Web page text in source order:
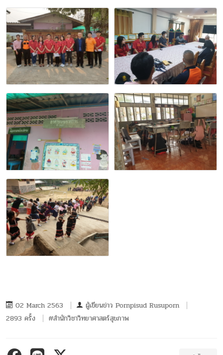
02 March 2563 ผู้เขียนข่าว Pornpisud Rusuporn
2893 ครั้ง
#สำนักวิชาวิทยาศาสตร์สุขภาพ